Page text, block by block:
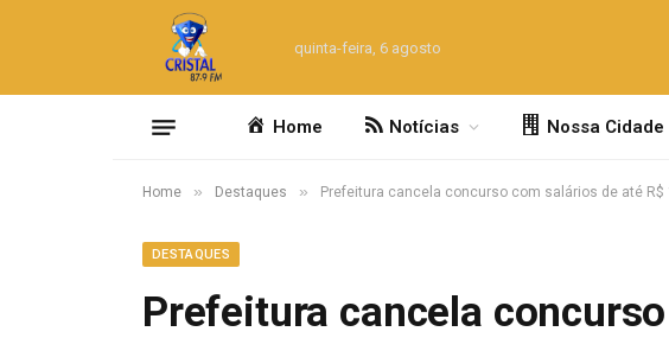
quinta-feira, 6 agosto
Home Notícias Nossa Cidade
Home » Destaques » Prefeitura cancela concurso com salários de até
DESTAQUES
Prefeitura cancela